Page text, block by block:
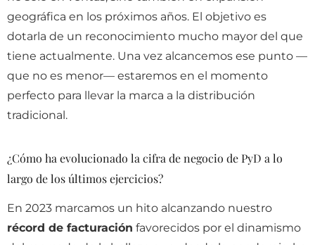
geográfica en los próximos años. El objetivo es
dotarla de un reconocimiento mucho mayor del que
tiene actualmente. Una vez alcancemos ese punto —
que no es menor— estaremos en el momento
perfecto para llevar la marca a la distribución
tradicional.
¿Cómo ha evolucionado la cifra de negocio de PyD a lo
largo de los últimos ejercicios?
En 2023 marcamos un hito alcanzando nuestro
récord de facturación favorecidos por el dinamismo